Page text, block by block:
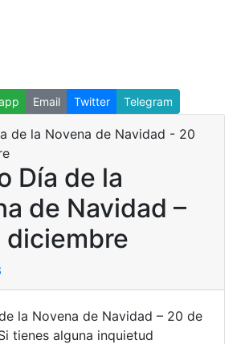
Email Twitter Telegram
Día de la
de Navidad –
diciembre
la Novena de Navidad – 20 de
tienes alguna inquietud